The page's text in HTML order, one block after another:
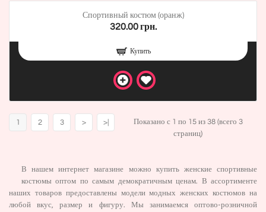
Спортивный костюм (оранж)
320.00 грн.
Купить
1 2 3 > >|
Показано с 1 по 15 из 38 (всего 3
страниц)
В нашем интернет магазине можно купить женские спортивные
костюмы оптом по самым демократичным ценам. В ассортименте
наших товаров предоставлены модели модных женских костюмов на
любой вкус, размер и фигуру. Мы занимаемся оптово-розничной